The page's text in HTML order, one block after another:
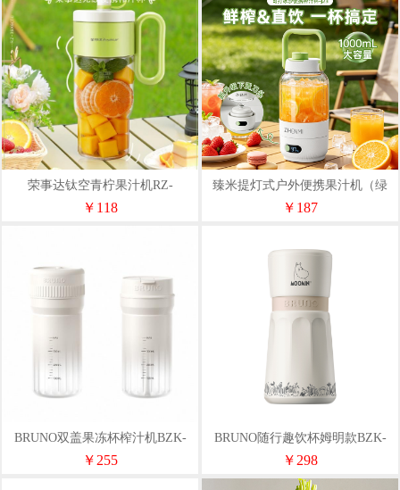
荣事达钛空青柠果汁机RZ-
36X6T(Ti)
￥118
臻米提灯式户外便携果汁机（绿
色）ZMGZ-J23
￥255
BRUNO随行趣饮杯姆明款BZK-
￥298